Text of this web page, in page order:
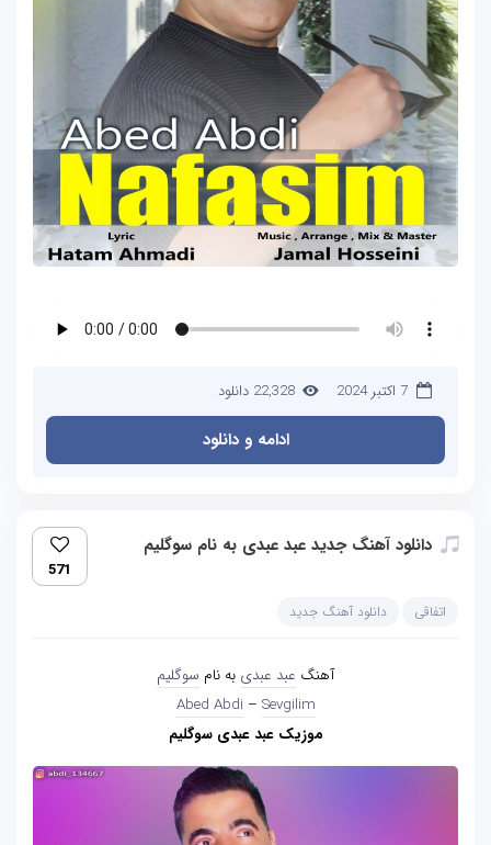
7 اکتبر 2024 22,328 دانلود
ادامه و دانلود
دانلود آهنگ جدید عبد عبدی به نام سوگلیم
571
اتفاقی دانلود آهنگ جدید
آهنگ عبد عبدی به نام سوگلیم
Abed Abdi – Sevgilim
موزیک عبد عبدی سوگلیم